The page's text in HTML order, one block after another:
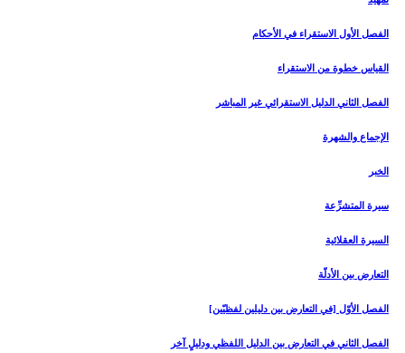
الفصل الأول‏ الاستقراء في الأحكام‏
القياس خطوة من الاستقراء
الفصل الثاني ‏الدليل الاستقرائي غير المباشر
الإجماع والشهرة
الخبر
سيرة المتشرِّعة
السيرة العقلائية
التعارض بين الأدلّة
الفصل الأوّل [في التعارض بين دليلين لفظيّين‏]
الفصل الثاني في التعارض بين الدليل اللفظي ودليلٍ آخر